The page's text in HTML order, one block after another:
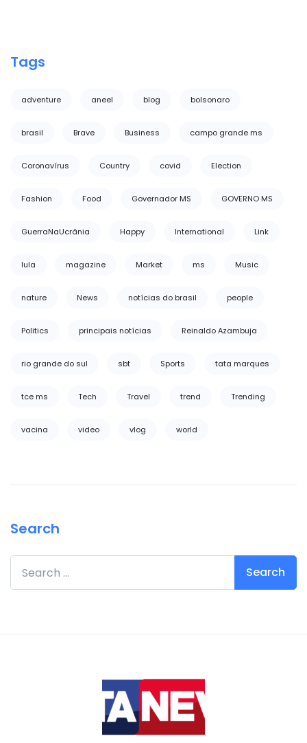
Tags
adventure aneel blog bolsonaro
brasil Brave Business campo grande ms
Coronavírus Country covid Election
Fashion Food Governador MS GOVERNO MS
GuerraNaUcrânia Happy International Link
lula magazine Market ms Music
nature News notícias do brasil people
Politics principais notícias Reinaldo Azambuja
rio grande do sul sbt Sports tata marques
tce ms Tech Travel trend Trending
vacina video vlog world
Search
Search for: